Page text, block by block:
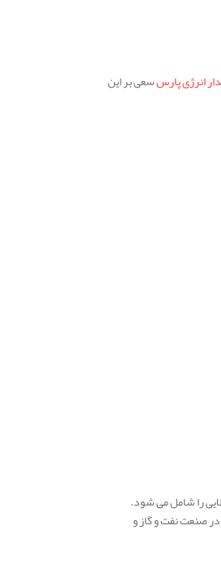
انرژی پارسسعی بر این
را شامل می شود.
در صنعت نفت و گاز و